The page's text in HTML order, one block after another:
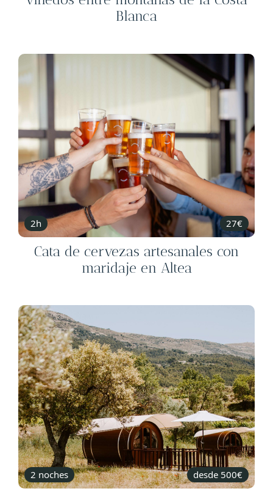
Blanca
2h 27€
Cata de cervezas artesanales con
maridaje en Altea
2 noches desde 500€